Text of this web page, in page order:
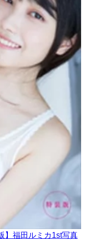
】福田ルミカ1st写真